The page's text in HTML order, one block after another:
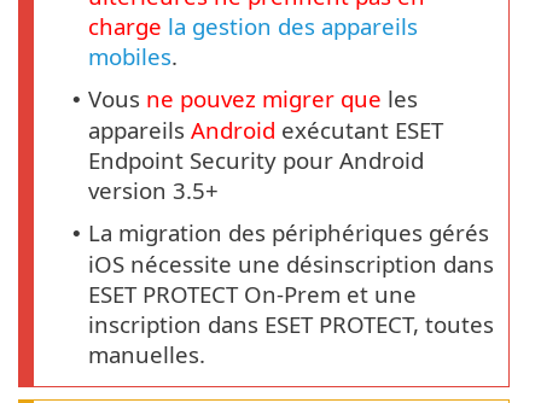
charge la gestion des appareils
mobiles.
• Vous ne pouvez migrer que les
appareils Android exécutant ESET
Endpoint Security pour Android
version 3.5+
• La migration des périphériques gérés
iOS nécessite une désinscription dans
ESET PROTECT On-Prem et une
inscription dans ESET PROTECT, toutes
manuelles.